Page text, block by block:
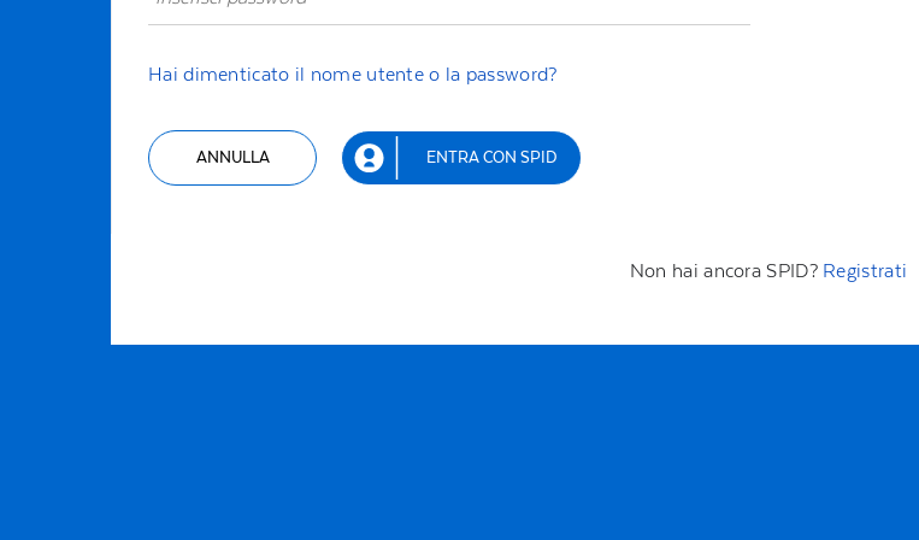
Hai dimenticato il nome utente o la password?
ENTRA CON SPID
ANNULLA
Non hai ancora SPID? Registrati